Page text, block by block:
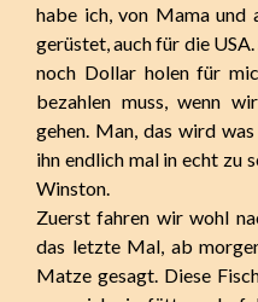
habe ich, von Mama und
gerüstet, auch für die
noch Dollar holen für
bezahlen muss, wenn
gehen. Man, das wird
ihn endlich mal in echt zu
Winston.
Zuerst fahren wir wohl
das letzte Mal, ab
Matze gesagt. Diese